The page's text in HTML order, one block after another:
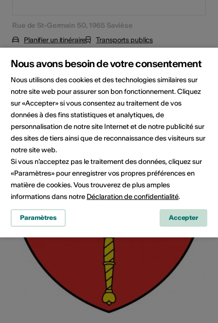
Rue de St-Germain 50, 1965 Savièse
Planifier un itinéraire
Transports publics
Nous avons besoin de votre consentement
Nous utilisons des cookies et des technologies similaires sur
notre site web pour assurer son bon fonctionnement. Cliquez
sur «Accepter» si vous consentez au traitement de vos
données à des fins statistiques et analytiques, de
personnalisation de notre site Internet et de notre publicité sur
des sites de tiers ainsi que de reconnaissance des visiteurs sur
notre site web.
Si vous n’acceptez pas le traitement des données, cliquez sur
«Paramètres» pour enregistrer vos propres préférences en
matière de cookies. Vous trouverez de plus amples
informations dans notre Déclaration de confidentialité.
Paramètres Accepter